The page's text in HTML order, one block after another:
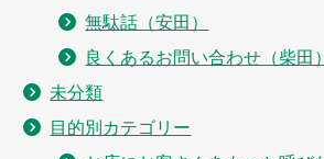
無駄話（安田）
良くあるお問い合わせ（柴田）
未分類
目的別カテゴリー